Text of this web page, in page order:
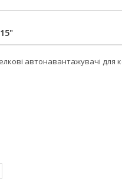
автонавантажувачі для